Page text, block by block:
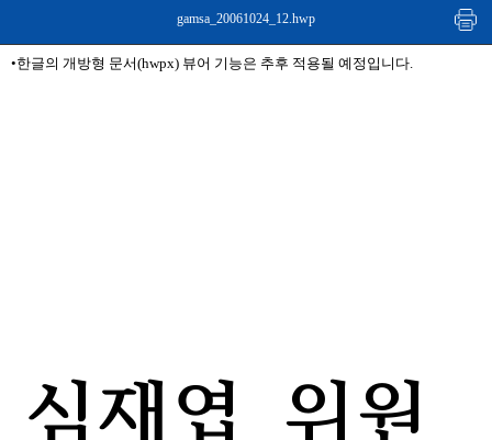
gamsa_20061024_12.hwp
•한글의 개방형 문서(hwpx) 뷰어 기능은 추후 적용될 예정입니다.